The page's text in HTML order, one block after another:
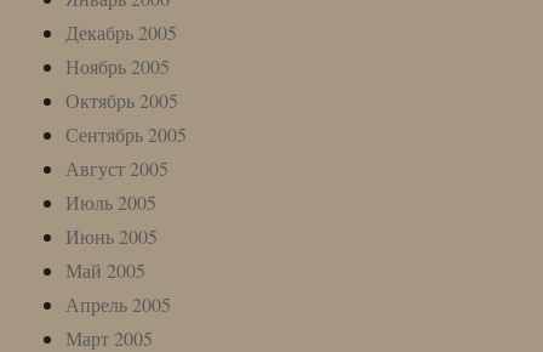
Декабрь 2005
Ноябрь 2005
Октябрь 2005
Сентябрь 2005
Август 2005
Июль 2005
Июнь 2005
Май 2005
Апрель 2005
Март 2005